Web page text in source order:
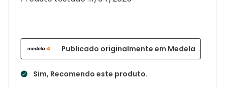
Sim, Recomendo este produto.
Publicado originalmente em Medela